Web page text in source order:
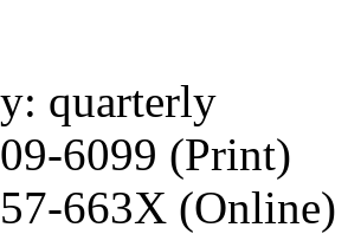
quarterly
6099 (Print)
663X (Online)